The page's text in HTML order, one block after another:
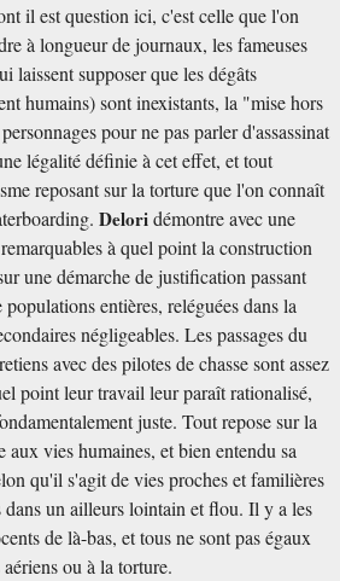
il est question ici, c'est celle que l'on
à longueur de journaux, les fameuses
laissent supposer que les dégâts
humains) sont inexistants, la "mise hors
pour ne pas parler d'assassinat
légalité définie à cet effet, et tout
reposant sur la torture que l'on connaît
Deloridémontre avec une
à quel point la construction
une démarche de justification passant
entières, reléguées dans la
négligeables. Les passages du
avec des pilotes de chasse sont assez
point leur travail leur paraît rationalisé,
juste. Tout repose sur la
aux vies humaines, et bien entendu sa
qu'il s'agit de vies proches et familières
dans un ailleurs lointain et flou. Il y a les
de là-bas, et tous ne sont pas égaux
ou à la torture.